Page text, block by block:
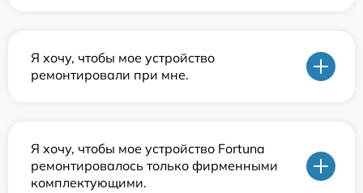
Я хочу, чтобы мое устройство
ремонтировали при мне.
Я хочу, чтобы мое устройство Fortuna
ремонтировалось только фирменными
комплектующими.